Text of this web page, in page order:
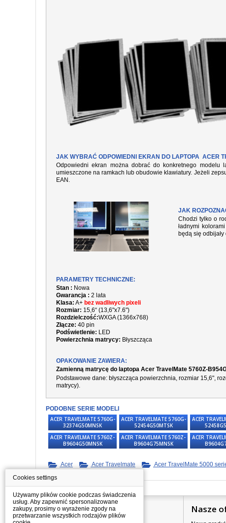
JAK WYBRAĆ ODPOWIEDNI EKRAN DO LAPTOPA ACER
Odpowiedni ekran można dobrać do konkretnego
umieszczone na ramkach lub obudowie klawiatury. Jeżeli
EAN.
JAK
Chodzi tylko o
ładnymi
będą się
PARAMETRY TECHNICZNE:
Stan : Nowa
Gwarancja : 2 lata
Klasa: A+ bez wadliwych pixeli
Rozmiar: 15,6“ (13,6"x7.6")
Rozdzielczość:WXGA (1366x768)
Złącze: 40 pin
Podświetlenie: LED
Powierzchnia matrycy: Błyszcząca
OPAKOWANIE ZAWIERA:
Zamienną matrycę do laptopa Acer TravelMate 5760Z-
Podstawowe dane: błyszcząca powierzchnia, rozmiar 15,6",
matrycy).
PODOBNE SERIE MODELI
ACER TRAVELMATE 5760G-
32374G50MNSK
ACER TRAVELMATE 5760G-
52454G50MTSK
ACER
ACER TRAVELMATE 5760Z-
B9604G50MNSK
ACER TRAVELMATE 5760Z-
B9604G75MNSK
ACER
Acer Acer Travelmate Acer TravelMate 5000
Informacje Nasze
Cookies settings
Używamy plików cookie podczas świadczenia
usług. Aby zapewnić spersonalizowane
zakupy, prosimy o wyrażenie zgody na
przetwarzanie wszystkich rodzajów plików